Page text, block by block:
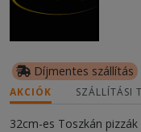
Díjmentes szállítás
AKCIÓK SZÁLLÍTÁSI
32cm-es Toszkán pizzák